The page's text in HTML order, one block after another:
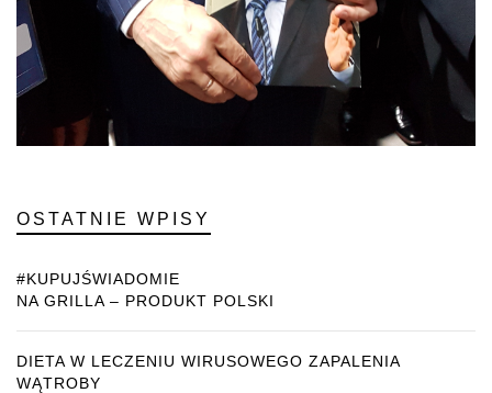
OSTATNIE WPISY
#KUPUJŚWIADOMIE
NA GRILLA – PRODUKT POLSKI
DIETA W LECZENIU WIRUSOWEGO ZAPALENIA
WĄTROBY